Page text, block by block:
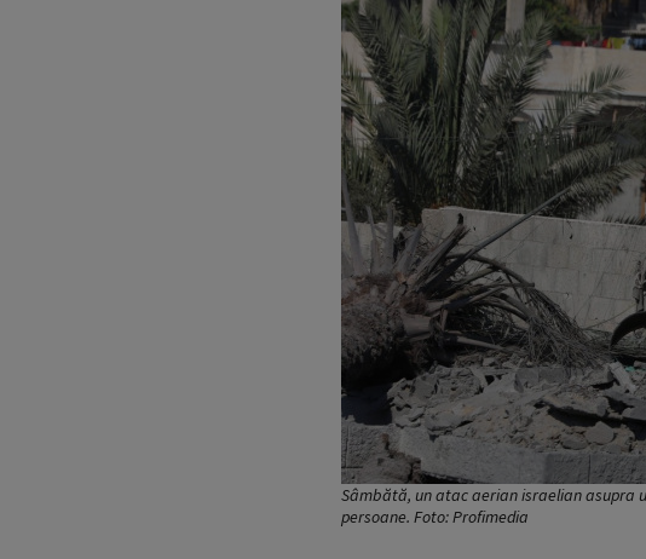
Sâmbătă, un atac aerian israelian asupra
persoane. Foto: Profimedia